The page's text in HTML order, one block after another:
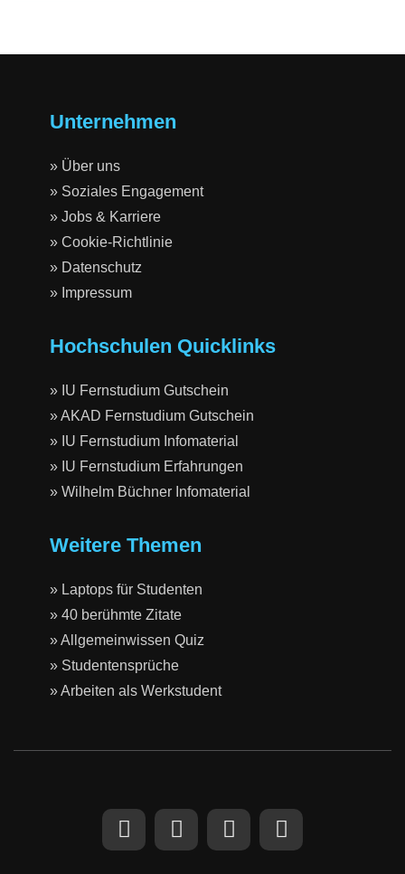
Unternehmen
» Über uns
» Soziales Engagement
» Jobs & Karriere
» Cookie-Richtlinie
» Datenschutz
» Impressum
Hochschulen Quicklinks
» IU Fernstudium Gutschein
» AKAD Fernstudium Gutschein
» IU Fernstudium Infomaterial
» IU Fernstudium Erfahrungen
» Wilhelm Büchner Infomaterial
Weitere Themen
» Laptops für Studenten
» 40 berühmte Zitate
» Allgemeinwissen Quiz
» Studentensprüche
» Arbeiten als Werkstudent